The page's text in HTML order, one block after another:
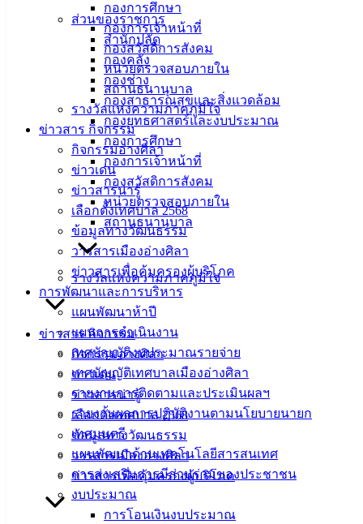
กองการศึกษา
กองการเจ้าหน้าที่
กองสวัสดิการสังคม
หน่วยตรวจสอบภายใน
สถานธนานุบาล
รางวัลแห่งความภาคภูมิใจ
ข่าวสาร กิจกรรม
กิจกรรมอ่างศิลา
ข่าวเด่น
ข่าวสารน่ารู้
เลือกตั้งเทศบาล 2568
ข้อมูลทางวัฒนธรรม
วารสารเมืองอ่างศิลา
ข่าวสารเพื่อคุ้มครองผู้บริโภค
การพัฒนาและการบริหาร
แผนพัฒนาห้าปี
แผนการดำเนินงาน
เทศบัญญัติงบประมาณรายจ่าย
เทศบัญญัติเทศบาลเมืองอ่างศิลา
รายงานการติดตามและประเมินผลฯ
รายงานผลการปฏิบัติงานตามนโยบายนายก
เทศมนตรี
แผนพัฒนาด้านเทคโนโลยีสารสนเทศ
การส่งเสริมการมีส่วนร่วมของประชาชน
งบประมาณ
การโอนเงินงบประมาณ
ส่วนของราชการ
สำนักปลัด
กองคลัง
กองช่าง
กองสาธารณสุขและสิ่งแวดล้อม
กองยุทธศาสตร์และงบประมาณ
กองการศึกษา
กองการเจ้าหน้าที่
กองสวัสดิการสังคม
หน่วยตรวจสอบภายใน
สถานธนานุบาล
รางวัลแห่งความภาคภูมิใจ
ข่าวสาร กิจกรรม
กิจกรรมอ่างศิลา
ข่าวเด่น
ข่าวสารน่ารู้
เลือกตั้งเทศบาล 2568
ข้อมูลทางวัฒนธรรม
วารสารเมืองอ่างศิลา
ข่าวสารเพื่อคุ้มครองผู้บริโภค
จ้างเหมาทาสีตีเส้นจราจรดาวน์โหลด
เทศบาล
เมืองอ่าง
สำนักงาน
เทศบาลเมือง
อ่างศิลา 90/338
ม.3 ต.เสม็ด
อ.เมือง จ.ชลบุรี